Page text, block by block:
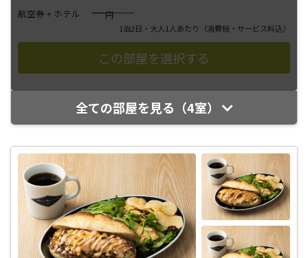
航空券 + ホテル ――――円
1泊2日・大人1人あたり （消費税・サービス料込）
全ての部屋を見る（4室）